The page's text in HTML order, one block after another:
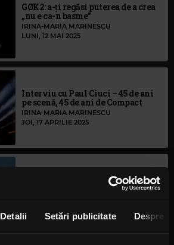
Detalii Setări publicitate Despre
GØK2: a-ți regăsi puterea de a crea
„nu e ca-n basme”
IRINA-MARIA MARINESCU
LUNI, 12 MAI 2025
Interviu cu Paul Ciuci – 45 de ani
pe scenă, 45 de ani de Compact
IRINA-MARIA MARINESCU
JOI, 17 APRILIE 2025
„Noduri” care leagă oameni: Paul
Tihan și drumul spre un nou
LUNI, 14 APRILIE 2025